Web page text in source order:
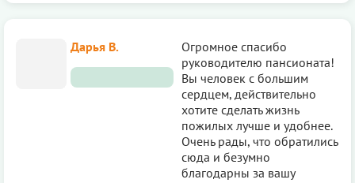
Дарья В.
Огромное спасибо
руководителю пансионата!
Вы человек с большим
сердцем, действительно
хотите сделать жизнь
пожилых лучше и удобнее.
Очень рады, что обратились
сюда и безумно
благодарны за вашу